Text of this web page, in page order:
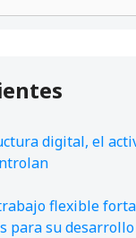
digital, el
flexible
para su desarrollo